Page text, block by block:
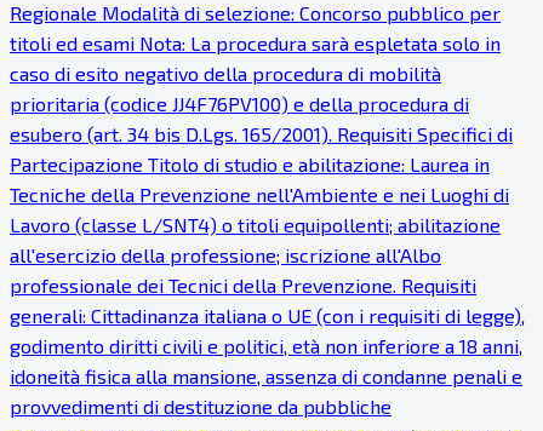
Regionale Modalità di selezione: Concorso pubblico per
titoli ed esami Nota: La procedura sarà espletata solo in
caso di esito negativo della procedura di mobilità
prioritaria (codice JJ4F76PV100) e della procedura di
esubero (art. 34 bis D.Lgs. 165/2001). Requisiti Specifici di
Partecipazione Titolo di studio e abilitazione: Laurea in
Tecniche della Prevenzione nell'Ambiente e nei Luoghi di
Lavoro (classe L/SNT4) o titoli equipollenti; abilitazione
all'esercizio della professione; iscrizione all'Albo
professionale dei Tecnici della Prevenzione. Requisiti
generali: Cittadinanza italiana o UE (con i requisiti di legge),
godimento diritti civili e politici, età non inferiore a 18 anni,
idoneità fisica alla mansione, assenza di condanne penali e
provvedimenti di destituzione da pubbliche